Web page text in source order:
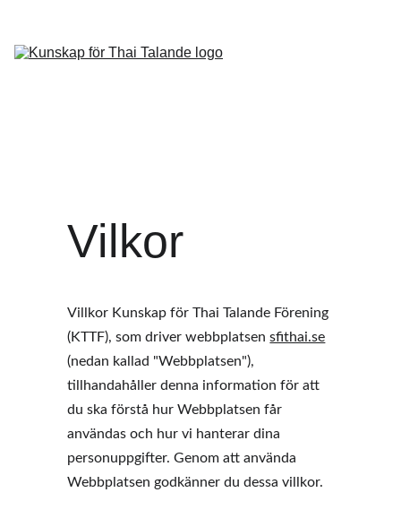
Vilkor
Villkor Kunskap för Thai Talande Förening
(KTTF), som driver webbplatsen sfithai.se
(nedan kallad "Webbplatsen"),
tillhandahåller denna information för att
du ska förstå hur Webbplatsen får
användas och hur vi hanterar dina
personuppgifter. Genom att använda
Webbplatsen godkänner du dessa villkor.